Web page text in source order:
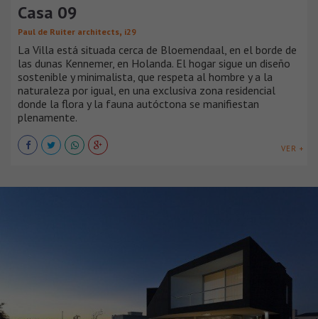
Casa 09
Paul de Ruiter architects, i29
La Villa está situada cerca de Bloemendaal, en el borde de
las dunas Kennemer, en Holanda. El hogar sigue un diseño
sostenible y minimalista, que respeta al hombre y a la
naturaleza por igual, en una exclusiva zona residencial
donde la flora y la fauna autóctona se manifiestan
plenamente.
VER +